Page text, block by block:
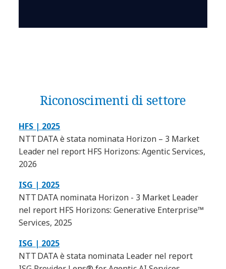
Riconoscimenti di settore
HFS | 2025
NTT DATA è stata nominata Horizon – 3 Market
Leader nel report HFS Horizons: Agentic Services,
2026
ISG | 2025
NTT DATA nominata Horizon - 3 Market Leader
nel report HFS Horizons: Generative Enterprise™
Services, 2025
ISG | 2025
NTT DATA è stata nominata Leader nel report